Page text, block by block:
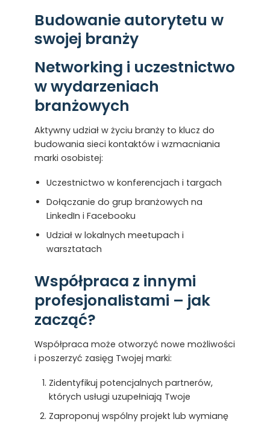
Budowanie autorytetu w
swojej branży
Networking i uczestnictwo
w wydarzeniach
branżowych
Aktywny udział w życiu branży to klucz do
budowania sieci kontaktów i wzmacniania
marki osobistej:
Uczestnictwo w konferencjach i targach
Dołączanie do grup branżowych na
LinkedIn i Facebooku
Udział w lokalnych meetupach i
warsztatach
Współpraca z innymi
profesjonalistami – jak
zacząć?
Współpraca może otworzyć nowe możliwości
i poszerzyć zasięg Twojej marki:
Zidentyfikuj potencjalnych partnerów,
których usługi uzupełniają Twoje
Zaproponuj wspólny projekt lub wymianę